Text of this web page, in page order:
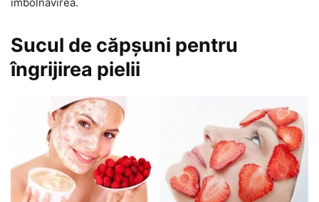
Sucul de căpșuni pentru
îngrijirea pielii